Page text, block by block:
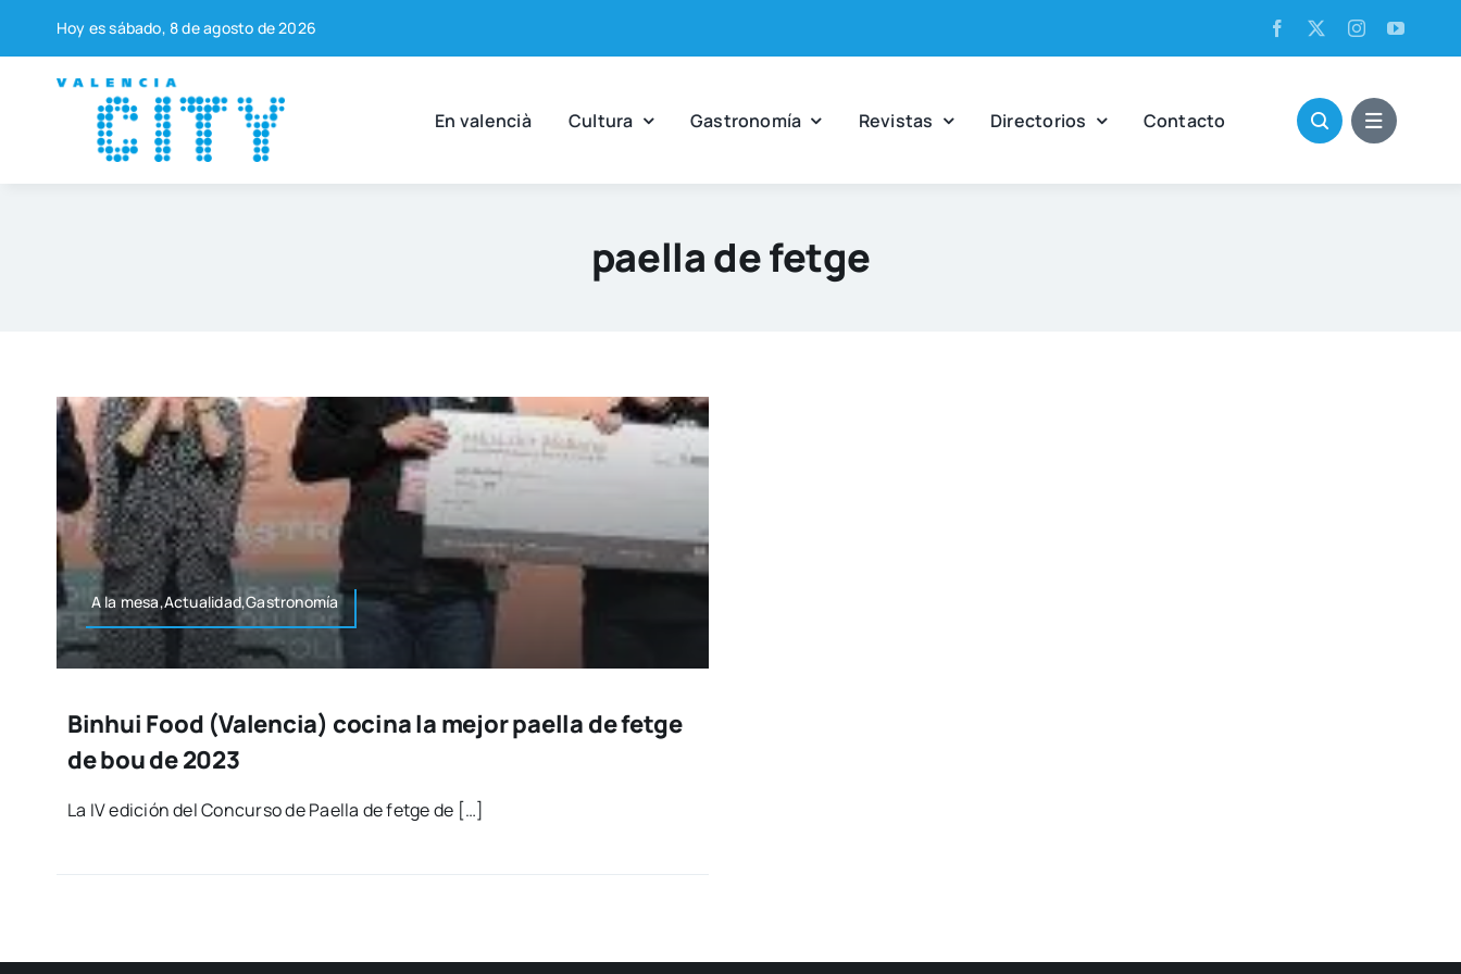
contenido
Hoy es sába­do, 8 de agos­to de 2026
En valen­cià Cul­tu­ra Gas­tro­no­mía Revis­tas Direc­to­rios Con­tac­to
paella de fetge
A la mesa,Actualidad,Gastronomía
Binhui Food (Valencia) cocina la mejor paella de fetge
de bou de 2023
La IV edi­ción del Con­cur­so de Pae­lla de fet­ge de […]